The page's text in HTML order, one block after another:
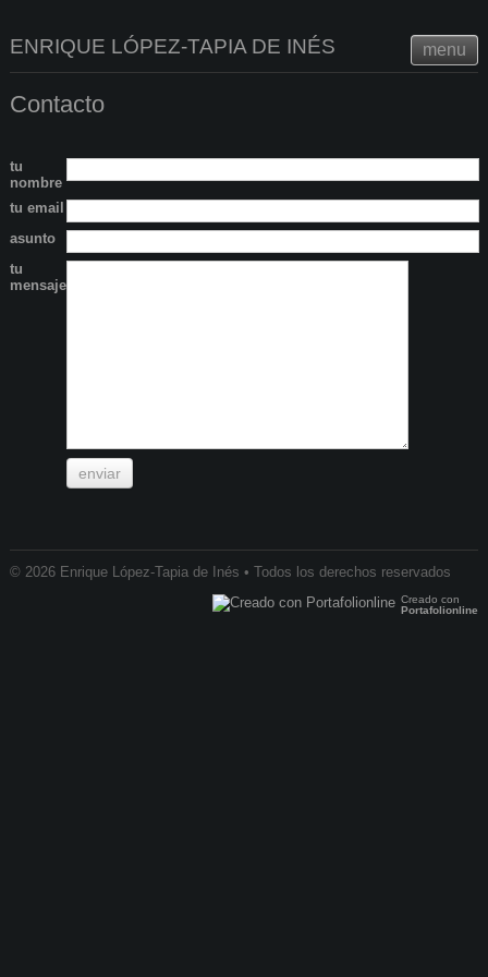
menu
ENRIQUE LÓPEZ-TAPIA DE INÉS
Contacto
tu
nombre
tu email
asunto
tu
mensaje
enviar
© 2026 Enrique López-Tapia de Inés • Todos los derechos reservados
Creado con
Portafolionline